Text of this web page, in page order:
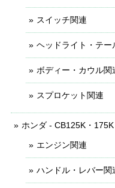
スイッチ関連
ヘッドライト・テー
ボディー・カウル関
スプロケット関連
ホンダ - CB125K・
エンジン関連
ハンドル・レバー関